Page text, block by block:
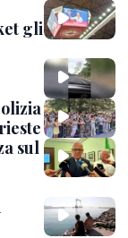
gli
sul